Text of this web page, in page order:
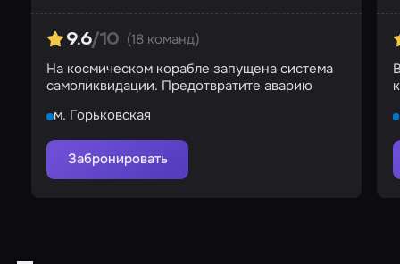
9.6/10 (18 команд)
На космическом корабле запущена система
самоликвидации. Предотвратите аварию
м. Горьковская
Забронировать